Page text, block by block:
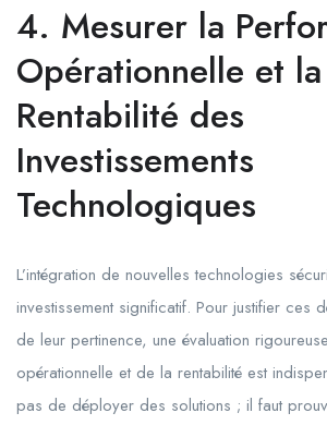
4. Mesurer la
Opérationnelle et la
Rentabilité des
Investissements
Technologiques
L’intégration de nouvelles technologies
investissement significatif. Pour justifier ces
de leur pertinence, une évaluation
opérationnelle et de la rentabilité est
pas de déployer des solutions ; il faut